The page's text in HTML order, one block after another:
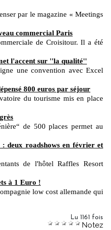
par le magazine « Meetings
commercial Paris
de Croisitour. Il a été
l'accent sur ''la qualité''
une convention avec Excel
800 euros par séjour
du tourisme mis en place
de 500 places permet au
deux roadshows en février et
de l'hôtel Raffles Resort
à 1 Euro !
low cost allemande qui
Lu 1161 fois
Notez